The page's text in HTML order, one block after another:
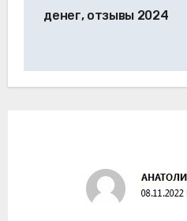
записям
денег, отзывы 2024